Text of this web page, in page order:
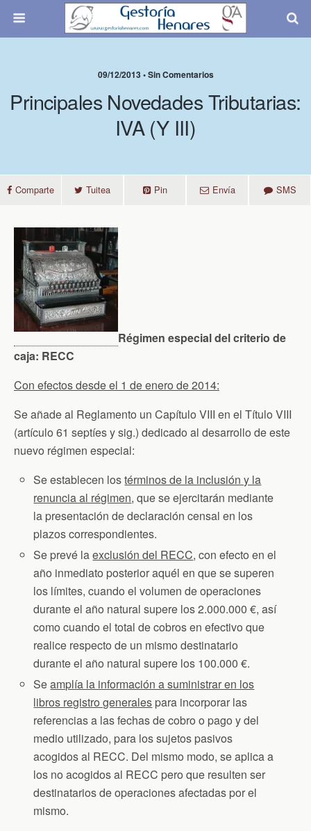
09/12/2013 • Sin Comentarios
Principales Novedades Tributarias:
IVA (y III)
Comparte Tuitea Pin Envía SMS
Régimen especial del criterio de
caja: RECC
Con efectos desde el 1 de enero de 2014:
Se añade al Reglamento un Capítulo VIII en el Título VIII
(artículo 61 septíes y sig.) dedicado al desarrollo de este
nuevo régimen especial:
Se establecen lostérminos de la inclusión y la
renuncia al régimen, que se ejercitarán mediante
la presentación de declaración censal en los
plazos correspondientes.
Se prevé laexclusión del RECC, con efecto en el
año inmediato posterior aquél en que se superen
los límites, cuando el volumen de operaciones
durante el año natural supere los 2.000.000 €, así
como cuando el total de cobros en efectivo que
realice respecto de un mismo destinatario
durante el año natural supere los 100.000 €.
Seamplía la información a suministrar en los
libros registro generales para incorporar las
referencias a las fechas de cobro o pago y del
medio utilizado, para los sujetos pasivos
acogidos al RECC. Del mismo modo, se aplica a
los no acogidos al RECC pero que resulten ser
destinatarios de operaciones afectadas por el
mismo.